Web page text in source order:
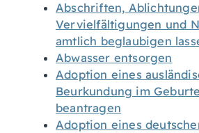
Abschriften,
Vervielfältigungen und
amtlich beglaubigen
Abwasser entsorgen
Adoption eines
Beurkundung im
beantragen
Adoption eines